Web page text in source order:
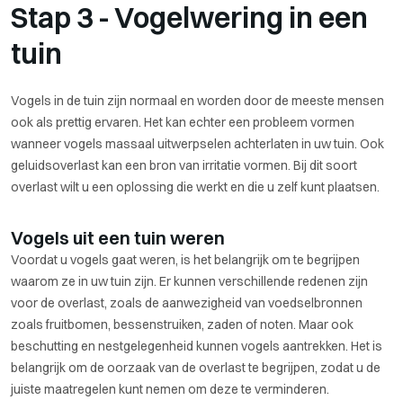
Stap 3 - Vogelwering in een
tuin
Vogels in de tuin zijn normaal en worden door de meeste mensen
ook als prettig ervaren. Het kan echter een probleem vormen
wanneer vogels massaal uitwerpselen achterlaten in uw tuin. Ook
geluidsoverlast kan een bron van irritatie vormen. Bij dit soort
overlast wilt u een oplossing die werkt en die u zelf kunt plaatsen.
Vogels uit een tuin weren
Voordat u vogels gaat weren, is het belangrijk om te begrijpen
waarom ze in uw tuin zijn. Er kunnen verschillende redenen zijn
voor de overlast, zoals de aanwezigheid van voedselbronnen
zoals fruitbomen, bessenstruiken, zaden of noten. Maar ook
beschutting en nestgelegenheid kunnen vogels aantrekken. Het is
belangrijk om de oorzaak van de overlast te begrijpen, zodat u de
juiste maatregelen kunt nemen om deze te verminderen.